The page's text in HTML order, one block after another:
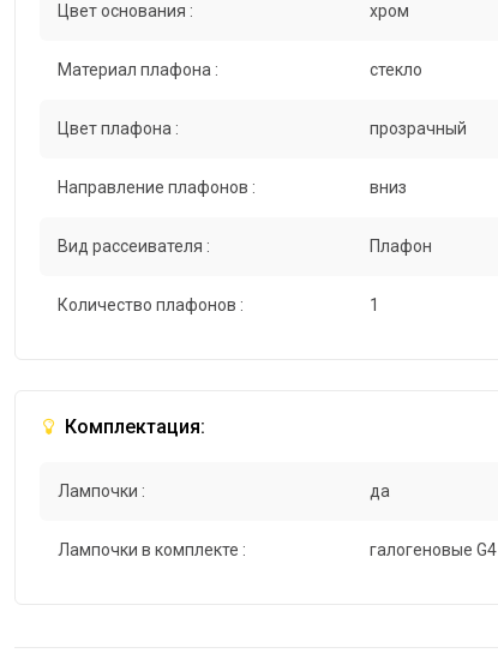
Цвет основания : хром
Материал плафона : стекло
Цвет плафона : прозрачный
Направление плафонов : вниз
Вид рассеивателя : Плафон
Количество плафонов : 1
Комплектация:
Лампочки : да
Лампочки в комплекте : галогеновые G4